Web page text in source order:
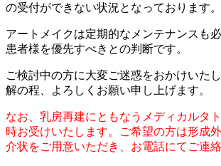
の受付ができない状況となっております。
アートメイクは定期的なメンテナンスも
患者様を優先すべきとの判断です。
ご検討中の方に大変ご迷惑をおかけいた
解の程、よろしくお願い申し上げます。
なお、乳房再建にともなうメディカルタ
時お受けいたします。ご希望の方は形成
介状をご用意いただき、お電話にてご連絡